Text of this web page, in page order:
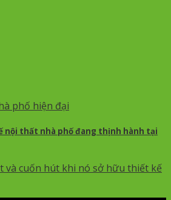
nội thất nhà phố đang thịnh hành tại
và cuốn hút khi nó sở hữu thiết kế